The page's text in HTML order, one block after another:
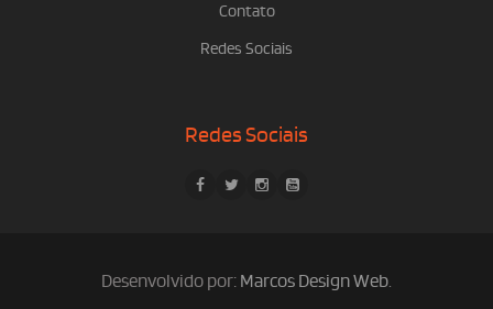
Contato
Redes Sociais
Redes Sociais
Desenvolvido por: Marcos Design Web.